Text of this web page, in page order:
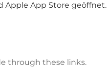
Apple App Store geöffnet.
through these links.